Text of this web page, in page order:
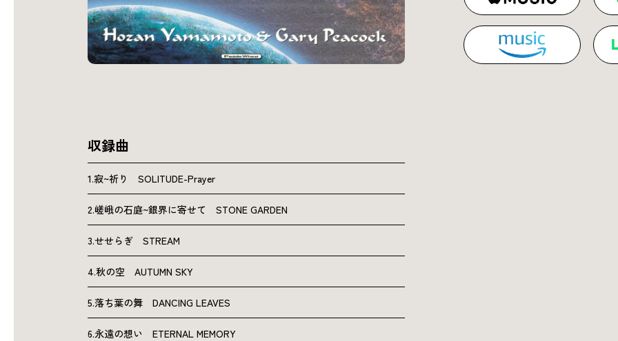
収録曲
1.寂~祈り SOLITUDE-Prayer
2.嵯峨の石庭~銀界に寄せて STONE GARDEN
3.せせらぎ STREAM
4.秋の空 AUTUMN SKY
5.落ち葉の舞 DANCING LEAVES
6.永遠の想い ETERNAL MEMORY